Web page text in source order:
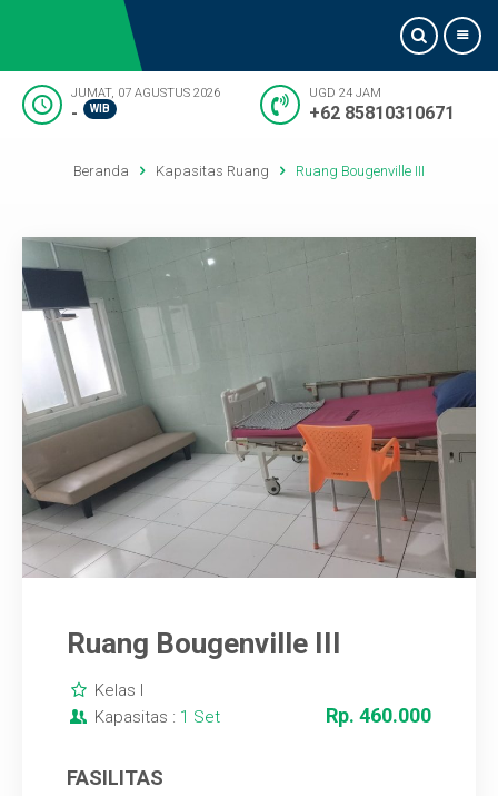
Informasi Dokter
Pelayanan
Artikel
Kontak Kami
JUMAT, 07 AGUSTUS 2026
- WIB
UGD 24 JAM
+62 85810310671
Beranda Kapasitas Ruang Ruang Bougenville III
Ruang Bougenville III
Kelas I
Kapasitas : 1 Set Rp. 460.000
FASILITAS